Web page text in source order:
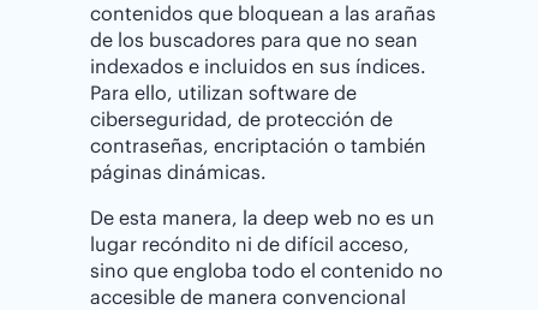
contenidos que bloquean a las arañas
de los buscadores para que no sean
indexados e incluidos en sus índices.
Para ello, utilizan software de
ciberseguridad, de protección de
contraseñas, encriptación o también
páginas dinámicas.
De esta manera, la deep web no es un
lugar recóndito ni de difícil acceso,
sino que engloba todo el contenido no
accesible de manera convencional